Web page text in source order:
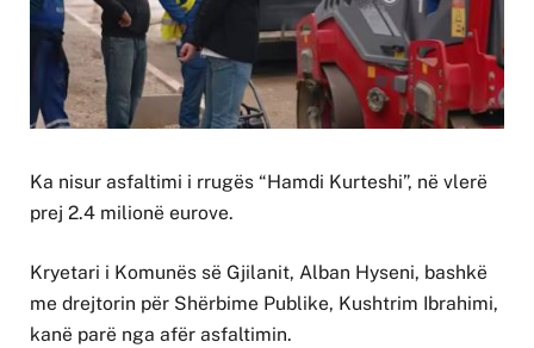
Ka nisur asfaltimi i rrugës “Hamdi Kurteshi”, në vlerë
prej 2.4 milionë eurove.
Kryetari i Komunës së Gjilanit, Alban Hyseni, bashkë
me drejtorin për Shërbime Publike, Kushtrim Ibrahimi,
kanë parë nga afër asfaltimin.